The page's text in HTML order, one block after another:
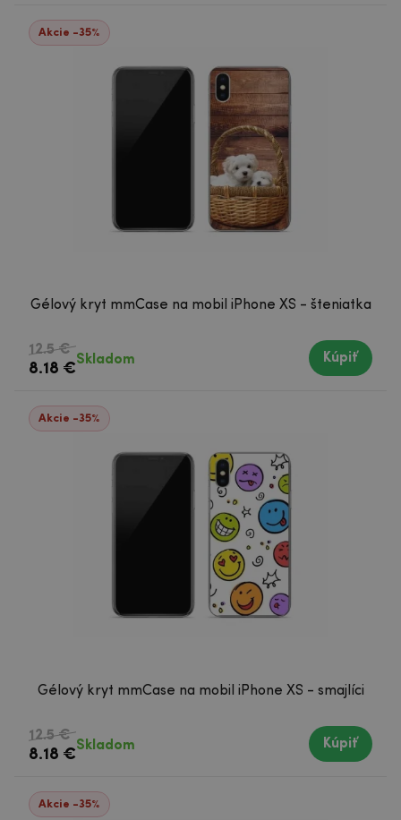
Akcie -35%
Gélový kryt mmCase na mobil iPhone XS - šteniatka
12.5 €
8.18 €
Skladom Kúpiť
Akcie -35%
Gélový kryt mmCase na mobil iPhone XS - smajlíci
12.5 €
8.18 €
Skladom Kúpiť
Akcie -35%